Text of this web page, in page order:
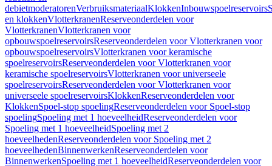
debietmoderatorenVerbruiksmateriaalKlokkenInbouwspoelreservoirs
en klokkenVlotterkranenReserveonderdelen voor
VlotterkranenVlotterkranen voor
opbouwspoelreservoirsReserveonderdelen voor Vlotterkranen voor
opbouwspoelreservoirsVlotterkranen voor keramische
spoelreservoirsReserveonderdelen voor Vlotterkranen voor
keramische spoelreservoirsVlotterkranen voor universeele
spoelreservoirsReserveonderdelen voor Vlotterkranen voor
universeele spoelreservoirsKlokkenReserveonderdelen voor
KlokkenSpoel-stop spoelingReserveonderdelen voor Spoel-stop
spoelingSpoeling met 1 hoeveelheidReserveonderdelen voor
Spoeling met 1 hoeveelheidSpoeling met 2
hoeveelhedenReserveonderdelen voor Spoeling met 2
hoeveelhedenBinnenwerkenReserveonderdelen voor
BinnenwerkenSpoeling met 1 hoeveelheidReserveonderdelen voor